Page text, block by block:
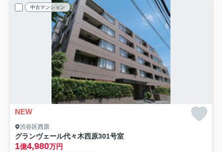
中古マンション
NEW
渋谷区西原
グランヴェール代々木西原301号室
1億4,980万円